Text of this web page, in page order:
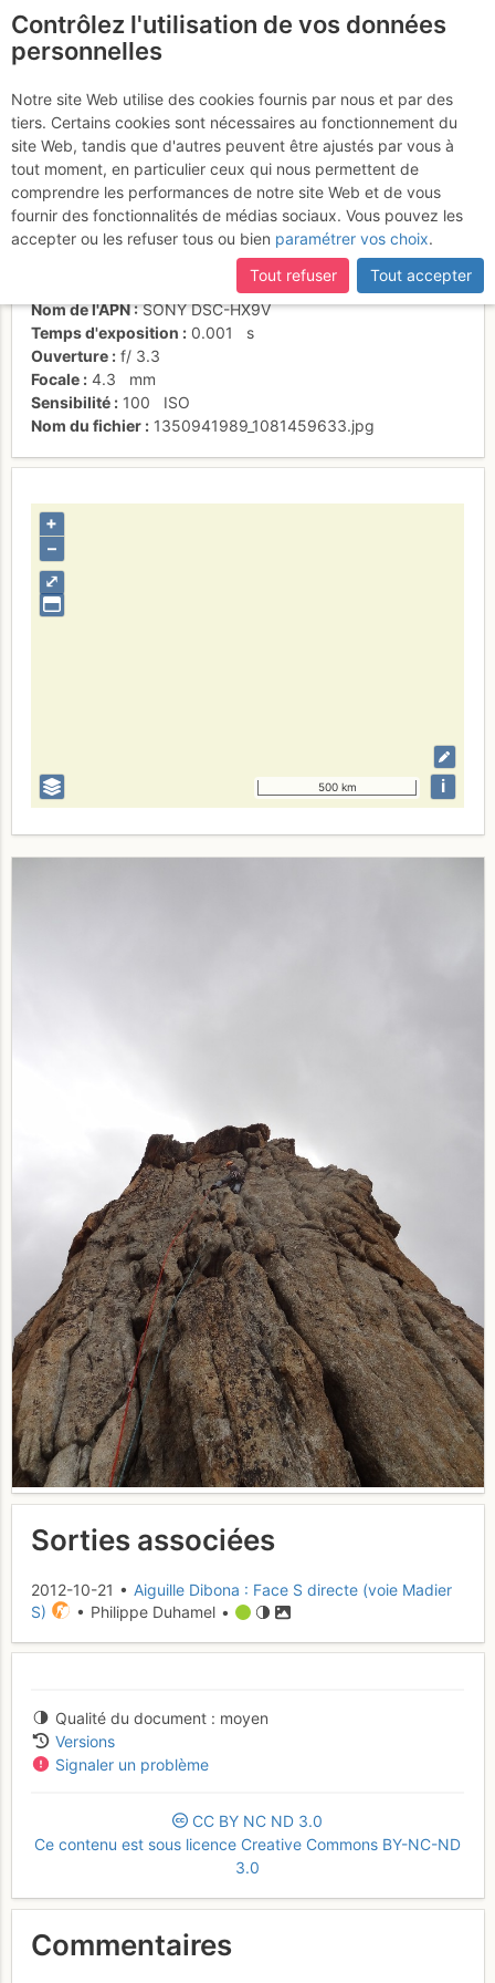
Cannelures stoffer !
Activités
Date/heure
21 oct. 2012 12:48
Contributeur
Stochastic
individuel (CC by-nc-nd)
Nom de l'APN
SONY DSC-HX9V
Temps d'exposition
0.001
s
Ouverture
f/ 3.3
Focale
4.3
mm
Sensibilité
100
ISO
Nom du fichier
1350941989_1081459633.jpg
⤢
+
–
500 km i
Sorties associées
2012-10-21 • Aiguille Dibona : Face S directe (voie Madier
S)
• Philippe Duhamel •
Qualité du document
moyen
Versions
Signaler un problème
CC BY NC ND 3.0
Ce contenu est sous licence Creative Commons BY-NC-ND
3.0
Commentaires
Contrôlez l'utilisation de vos données
personnelles
Notre site Web utilise des cookies fournis par nous et par des
tiers. Certains cookies sont nécessaires au fonctionnement du
site Web, tandis que d'autres peuvent être ajustés par vous à
tout moment, en particulier ceux qui nous permettent de
comprendre les performances de notre site Web et de vous
fournir des fonctionnalités de médias sociaux. Vous pouvez les
accepter ou les refuser tous ou bien paramétrer vos choix.
Tout refuser
Tout accepter